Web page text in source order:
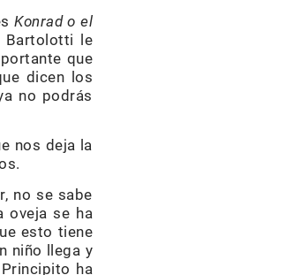
Konrad o el
Bartolotti le
que
dicen los
no podrás
nos deja la
no se sabe
oveja se ha
esto tiene
niño llega y
ha